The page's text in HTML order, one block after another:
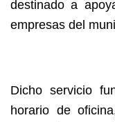
destinado a
empresas del
Dicho servicio
horario de